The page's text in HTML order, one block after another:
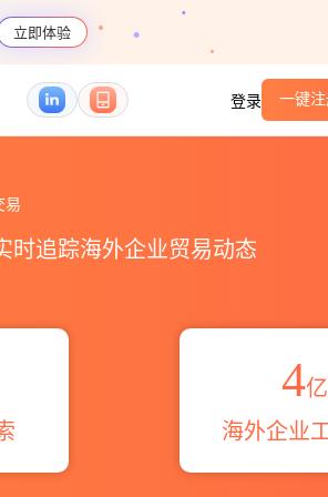
立即体验
登录 一键
易
时追踪海外企业贸易动态
4
海外企业